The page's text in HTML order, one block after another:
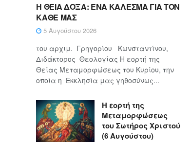
Η ΘΕΙΑ ΔΟΞΑ: ΈΝΑ ΚΑΛΕΣΜΑ ΓΙΑ ΤΟΝ
ΚΑΘΕ ΜΑΣ
5 Αυγούστου 2026
του αρχιμ. Γρηγορίου Κωνσταντίνου,
Διδάκτορος Θεολογίας Η εορτή της
Θείας Μεταμορφώσεως του Κυρίου, την
οποία η Εκκλησία μας γηθοσύνως...
Η εορτή της
Μεταμορφώσεως
του Σωτήρος Χριστού
(6 Αυγούστου)